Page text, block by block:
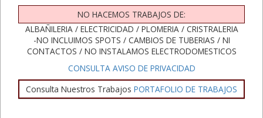
NO HACEMOS TRABAJOS DE:
ALBAÑILERIA / ELECTRICIDAD / PLOMERIA / CRISTRALERIA
-NO INCLUIMOS SPOTS / CAMBIOS DE TUBERIAS / NI
CONTACTOS / NO INSTALAMOS ELECTRODOMESTICOS
CONSULTA AVISO DE PRIVACIDAD
Consulta Nuestros Trabajos PORTAFOLIO DE TRABAJOS